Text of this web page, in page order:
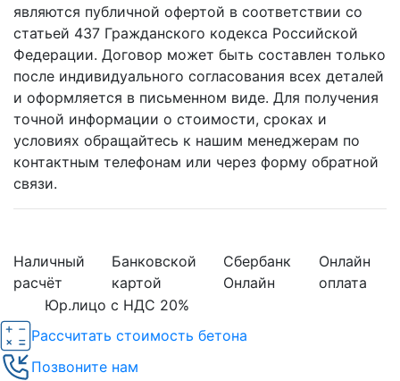
являются публичной офертой в соответствии со
статьей 437 Гражданского кодекса Российской
Федерации. Договор может быть составлен только
после индивидуального согласования всех деталей
и оформляется в письменном виде. Для получения
точной информации о стоимости, сроках и
условиях обращайтесь к нашим менеджерам по
контактным телефонам или через форму обратной
связи.
Наличный
расчёт
Банковской
картой
Сбербанк
Онлайн
Онлайн
оплата
Юр.лицо с НДС 20%
Рассчитать стоимость бетона
Позвоните нам